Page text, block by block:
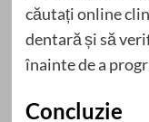
căutați online
dentară și să
înainte de a
Concluzie